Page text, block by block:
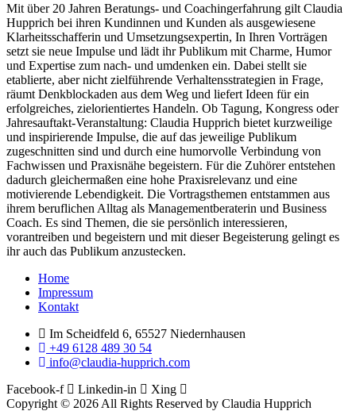
Beispiele
aus
ihrer
Coachingpraxis
in
diesem
Buch
verarbeitet,
natürlich
anonymisiert.
Und
so
ist
das
Buch
auch
keine
theoretische
Leben.
Lesenswert.
Mit über 20 Jahren Beratungs- und Coachingerfahrung gilt Claudia
Hupprich bei ihren Kundinnen und Kunden als ausgewiesene
Klarheitsschafferin und Umsetzungsexpertin, In Ihren Vorträgen
setzt sie neue Impulse und lädt ihr Publikum mit Charme, Humor
und Expertise zum nach- und umdenken ein. Dabei stellt sie
etablierte, aber nicht zielführende Verhaltensstrategien in Frage,
räumt Denkblockaden aus dem Weg und liefert Ideen für ein
erfolgreiches, zielorientiertes Handeln. Ob Tagung, Kongress oder
Jahresauftakt-Veranstaltung: Claudia Hupprich bietet kurzweilige
und inspirierende Impulse, die auf das jeweilige Publikum
zugeschnitten sind und durch eine humorvolle Verbindung von
Fachwissen und Praxisnähe begeistern. Für die Zuhörer entstehen
dadurch gleichermaßen eine hohe Praxisrelevanz und eine
motivierende Lebendigkeit. Die Vortragsthemen entstammen aus
ihrem beruflichen Alltag als Managementberaterin und Business
Coach. Es sind Themen, die sie persönlich interessieren,
vorantreiben und begeistern und mit dieser Begeisterung gelingt es
ihr auch das Publikum anzustecken.
Menu
Home
Impressum
Kontakt
Im Scheidfeld 6, 65527 Niedernhausen
+49 6128 489 30 54
info@claudia-hupprich.com
Facebook-f
Linkedin-in
Xing
Copyright © 2026 All Rights Reserved by Claudia Hupprich